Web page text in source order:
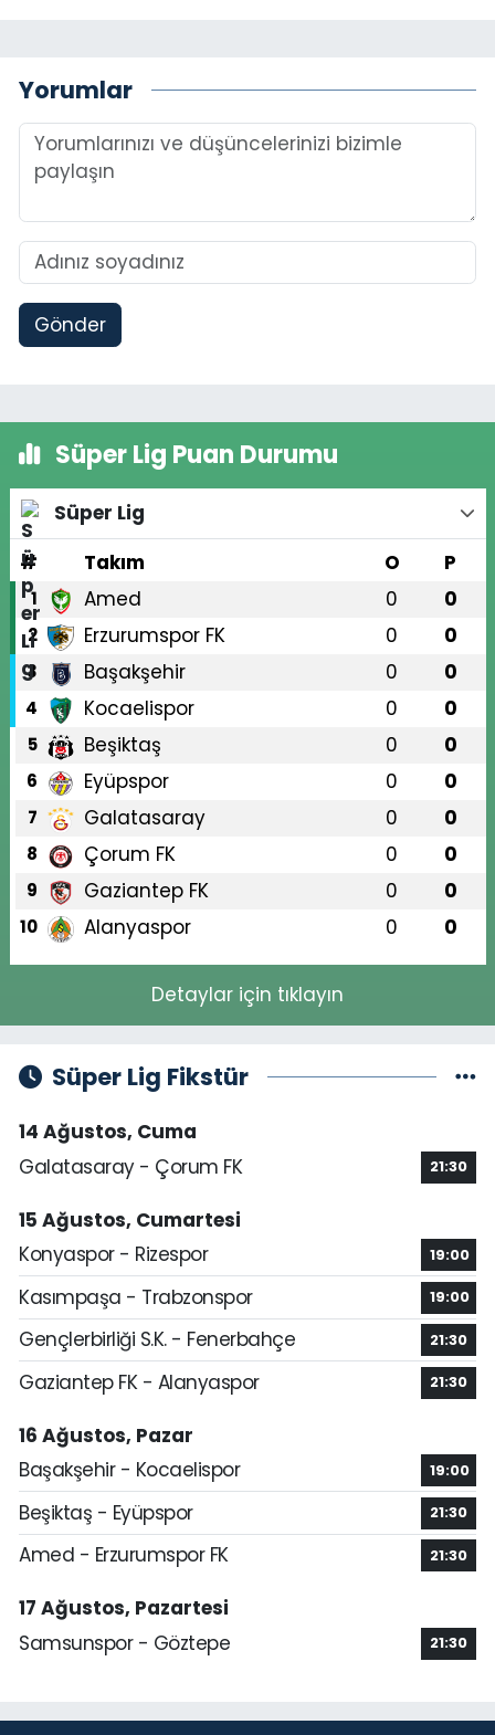
Yorumlar
Gönder
Süper Lig Puan Durumu
Süper Lig
#
Takım O P
1 Amed 0 0
2 Erzurumspor FK 0 0
3 Başakşehir 0 0
4 Kocaelispor 0 0
5 Beşiktaş 0 0
6 Eyüpspor 0 0
7 Galatasaray 0 0
8 Çorum FK 0 0
9 Gaziantep FK 0 0
10 Alanyaspor 0 0
Detaylar için tıklayın
Süper Lig Fikstür
14 Ağustos, Cuma
Galatasaray - Çorum FK
21:30
15 Ağustos, Cumartesi
Konyaspor - Rizespor
19:00
Kasımpaşa - Trabzonspor 19:00
Gençlerbirliği S.K. - Fenerbahçe 21:30
Gaziantep FK - Alanyaspor 21:30
16 Ağustos, Pazar
Başakşehir - Kocaelispor
19:00
Beşiktaş - Eyüpspor 21:30
Amed - Erzurumspor FK 21:30
17 Ağustos, Pazartesi
Samsunspor - Göztepe
21:30